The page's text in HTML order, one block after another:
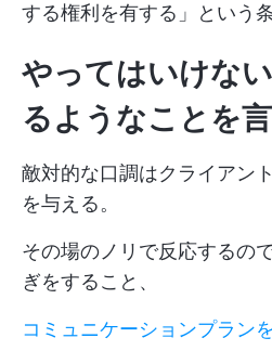
する権利を有する」という
やってはいけな
るようなことを
敵対的な口調はクライアン
を与える。
その場のノリで反応するの
ぎをすること、
コミュニケーションプラン